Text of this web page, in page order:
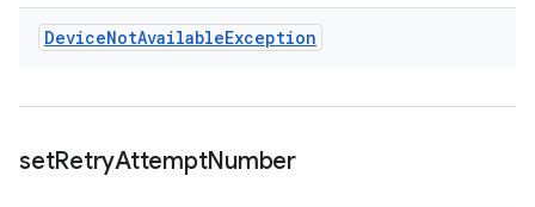
DeviceNotAvailableException
setRetryAttemptNumber